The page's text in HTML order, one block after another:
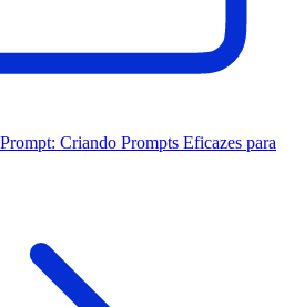
Criando Prompts Eficazes para